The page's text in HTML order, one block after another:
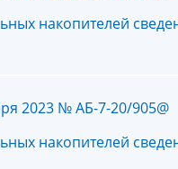
накопителей
2023 № АБ-7-20/905@
накопителей